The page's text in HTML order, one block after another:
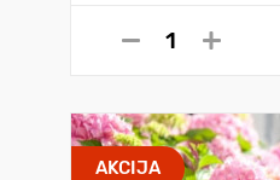
AKCIJA